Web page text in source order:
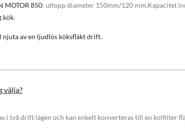
drift med intern motor. Den interna motorn
MOTOR 850: utlopp diameter 150mm/120 mm.Kapacitet
kök.
av en ljudlös köksfläkt drift.
välja?
i två drift lägen och kan enkelt konverteras till en kolfilter